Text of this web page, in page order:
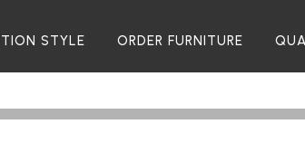
STYLE ORDER FURNITURE